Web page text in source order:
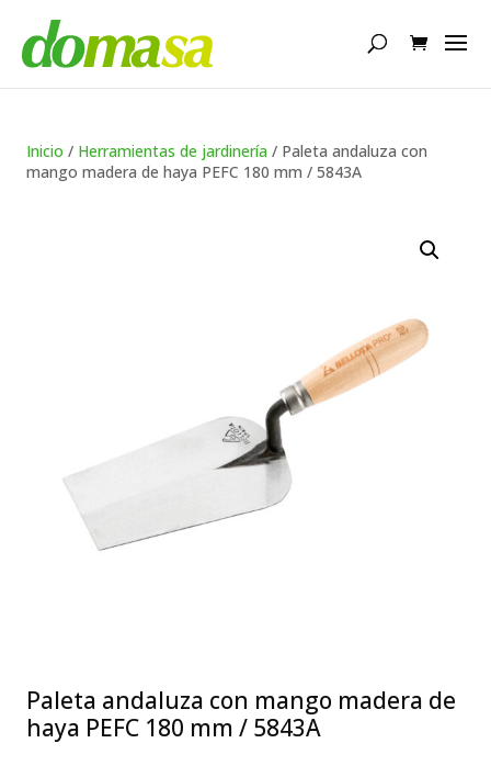
productos
Inicio / Herramientas de jardinería / Paleta andaluza con
mango madera de haya PEFC 180 mm / 5843A
Paleta andaluza con mango madera de
haya PEFC 180 mm / 5843A